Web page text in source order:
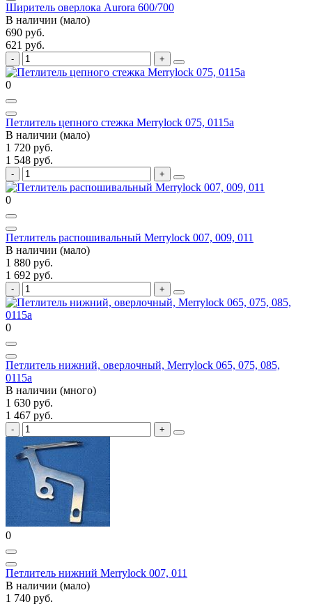
Ширитель оверлока Aurora 600/700
В наличии (мало)
690 руб.
621 руб.
0
Петлитель цепного стежка Merrylock 075, 0115a
В наличии (мало)
1 720 руб.
1 548 руб.
0
Петлитель распошивальный Merrylock 007, 009, 011
В наличии (мало)
1 880 руб.
1 692 руб.
0
Петлитель нижний, оверлочный, Merrylock 065, 075, 085,
0115a
В наличии (много)
1 630 руб.
1 467 руб.
0
Петлитель нижний Merrylock 007, 011
В наличии (мало)
1 740 руб.